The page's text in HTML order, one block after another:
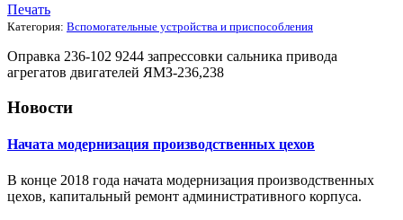
Печать
Категория: Вспомогательные устройства и приспособления
Оправка 236-102 9244 запрессовки сальника привода
агрегатов двигателей ЯМЗ-236,238
Новости
Начата модернизация производственных цехов
В конце 2018 года начата модернизация производственных
цехов, капитальный ремонт административного корпуса.